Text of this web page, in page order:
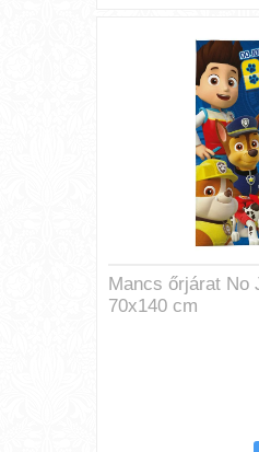
Mancs őrjárat No
70x140 cm